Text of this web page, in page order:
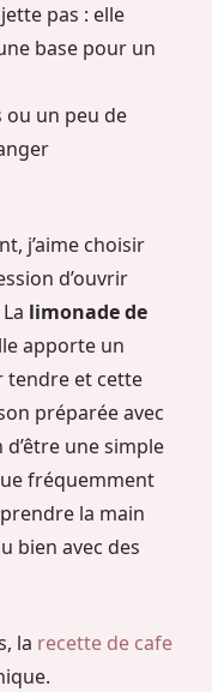
pas : elle
base pour un
ou un peu de
j’aime choisir
d’ouvrir
limonade de
apporte un
tendre et cette
préparée avec
une simple
fréquemment
la main
bien avec des
la recette de cafe